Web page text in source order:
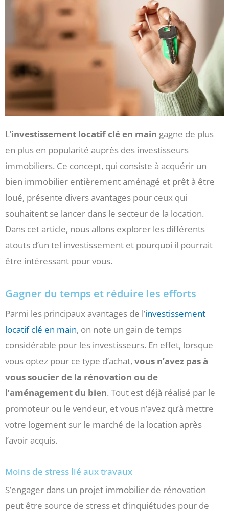
L’investissement locatif clé en main gagne de plus
en plus en popularité auprès des investisseurs
immobiliers. Ce concept, qui consiste à acquérir un
bien immobilier entièrement aménagé et prêt à être
loué, présente divers avantages pour ceux qui
souhaitent se lancer dans le secteur de la location.
Dans cet article, nous allons explorer les différents
atouts d’un tel investissement et pourquoi il pourrait
être intéressant pour vous.
Gagner du temps et réduire les efforts
Parmi les principaux avantages de l’investissement
locatif clé en main, on note un gain de temps
considérable pour les investisseurs. En effet, lorsque
vous optez pour ce type d’achat, vous n’avez pas à
vous soucier de la rénovation ou de
l’aménagement du bien. Tout est déjà réalisé par le
promoteur ou le vendeur, et vous n’avez qu’à mettre
votre logement sur le marché de la location après
l’avoir acquis.
Moins de stress lié aux travaux
S’engager dans un projet immobilier de rénovation
peut être source de stress et d’inquiétudes pour de